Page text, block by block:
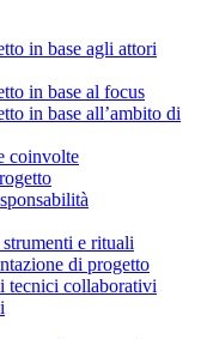
in base agli attori
in base al focus
in base all’ambito di
coinvolte
e rituali
di progetto
tecnici collaborativi